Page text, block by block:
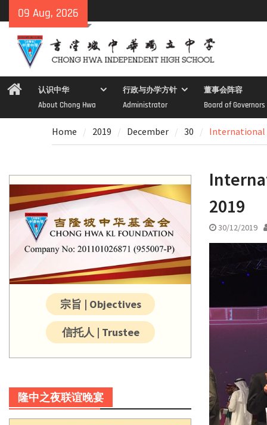
to
content
09 Aug, 2026
Home认识中华
About Chong Hwa
行政与办学方针
Administrator
董事会阵容
Board of Governors
Home 2019 December 30 International
2019
30/12/2019
宗旨 | Objectives
信托人 | Trustee
隆中之夜联谊晚宴